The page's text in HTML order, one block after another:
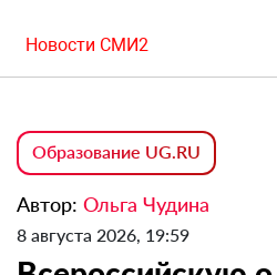
Новости СМИ2
Образование UG.RU
Автор: Ольга Чудина
8 августа 2026, 19:59